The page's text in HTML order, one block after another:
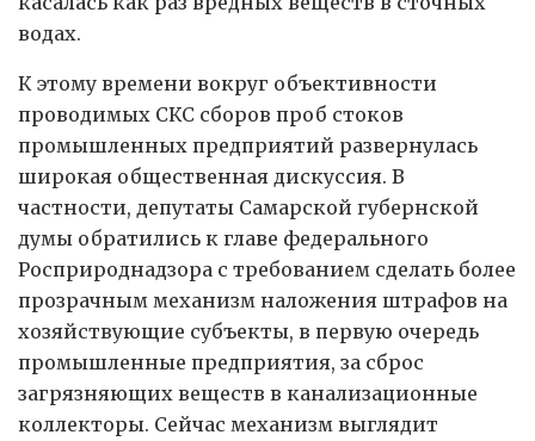
водах.
К этому времени вокруг объективности
проводимых СКС сборов проб стоков
промышленных предприятий развернулась
широкая общественная дискуссия. В
частности, депутаты Самарской губернской
думы обратились к главе федерального
Росприроднадзора с требованием сделать более
прозрачным механизм наложения штрафов на
хозяйствующие субъекты, в первую очередь
промышленные предприятия, за сброс
загрязняющих веществ в канализационные
коллекторы. Сейчас механизм выглядит